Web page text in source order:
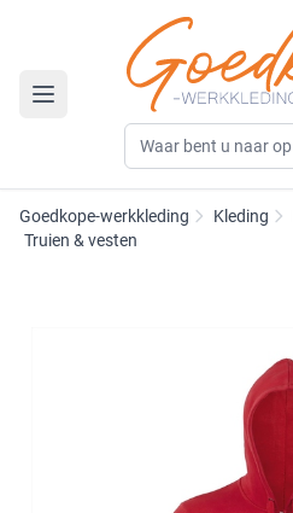
Toggle navigation
Goedkope-werkkleding Kleding
Truien & vesten